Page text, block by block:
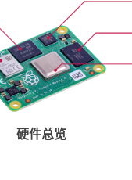
硬件总览